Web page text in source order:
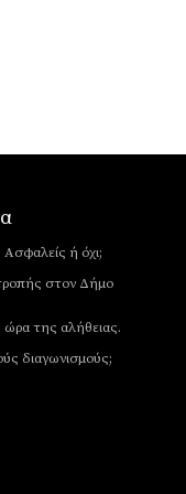
Ασφαλείς ή όχι;
στον Δήμο
της αλήθειας.
διαγωνισμούς;